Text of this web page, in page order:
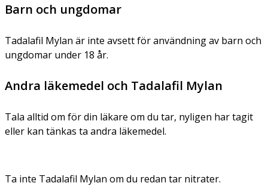
Barn och ungdomar
Tadalafil Mylan är inte avsett för användning av barn och
ungdomar under 18 år.
Andra läkemedel och Tadalafil Mylan
Tala alltid om för din läkare om du tar, nyligen har tagit
eller kan tänkas ta andra läkemedel.
Ta inte Tadalafil Mylan om du redan tar nitrater.